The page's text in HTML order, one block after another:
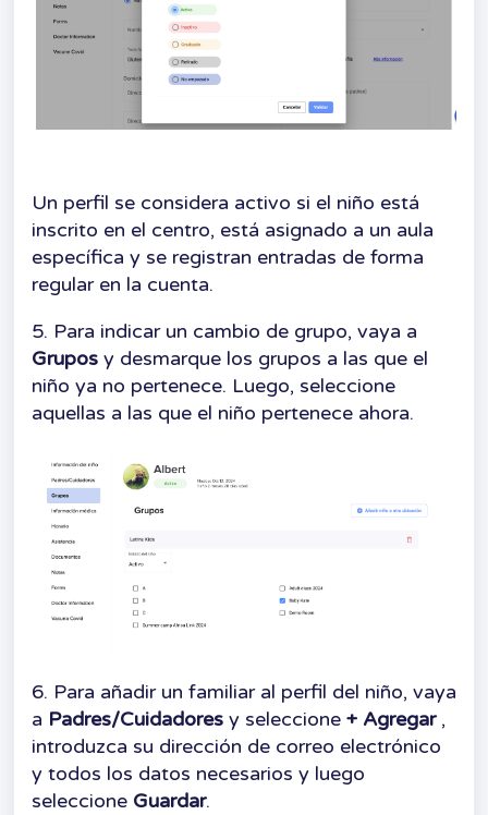
Un perfil se considera activo si el niño está
inscrito en el centro, está asignado a un aula
específica y se registran entradas de forma
regular en la cuenta.
5. Para indicar un cambio de grupo, vaya a
Grupos y desmarque los grupos a las que el
niño ya no pertenece. Luego, seleccione
aquellas a las que el niño pertenece ahora.
6. Para añadir un familiar al perfil del niño, vaya
a Padres/Cuidadores y seleccione + Agregar ,
introduzca su dirección de correo electrónico
y todos los datos necesarios y luego
seleccione Guardar.